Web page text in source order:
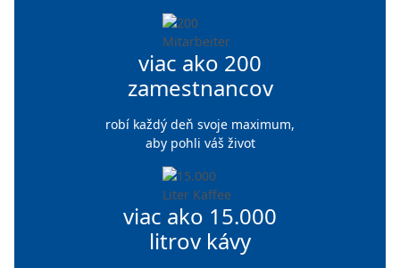
viac ako 200
zamestnancov
robí každý deň svoje maximum,
aby pohli váš život
viac ako 15.000
litrov kávy